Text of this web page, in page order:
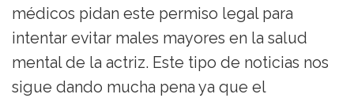
médicos pidan este permiso legal para
intentar evitar males mayores en la salud
mental de la actriz. Este tipo de noticias nos
sigue dando mucha pena ya que el